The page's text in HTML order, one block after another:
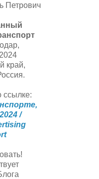
Петрович
край,
ссылке:
/